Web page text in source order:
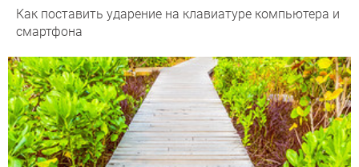
Как поставить ударение на клавиатуре компьютера и
смартфона